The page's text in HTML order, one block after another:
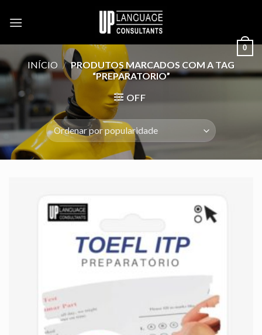
0
INÍCIO / PRODUTOS MARCADOS COM A TAG
“PREPARATORIO”
OFF